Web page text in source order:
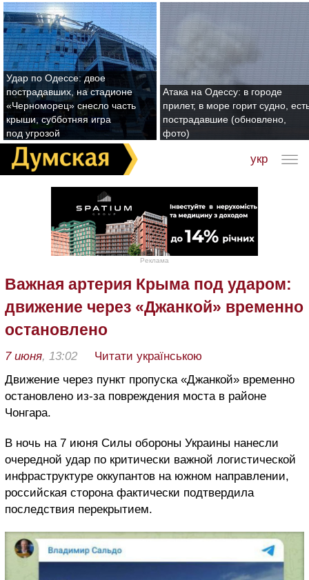
Удар по Одессе: двое
пострадавших, на стадионе
«Черноморец» снесло часть
крыши, субботняя игра
под угрозой
Атака на Одессу: в городе
прилет, в море горит судно,
пострадавшие (обновлено,
фото)
укр
Реклама
Важная артерия Крыма под ударом:
движение через «Джанкой» временно
остановлено
7 июня, 13:02
Читати українською
Движение через пункт пропуска «Джанкой» временно
остановлено из-за повреждения моста в районе
Чонгара.
В ночь на 7 июня Силы обороны Украины нанесли
очередной удар по критически важной логистической
инфраструктуре оккупантов на южном направлении,
российская сторона фактически подтвердила
последствия перекрытием.